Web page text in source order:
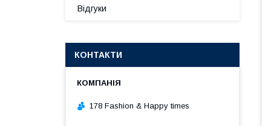
Відгуки
КОНТАКТИ
178 Fashion & Happy times